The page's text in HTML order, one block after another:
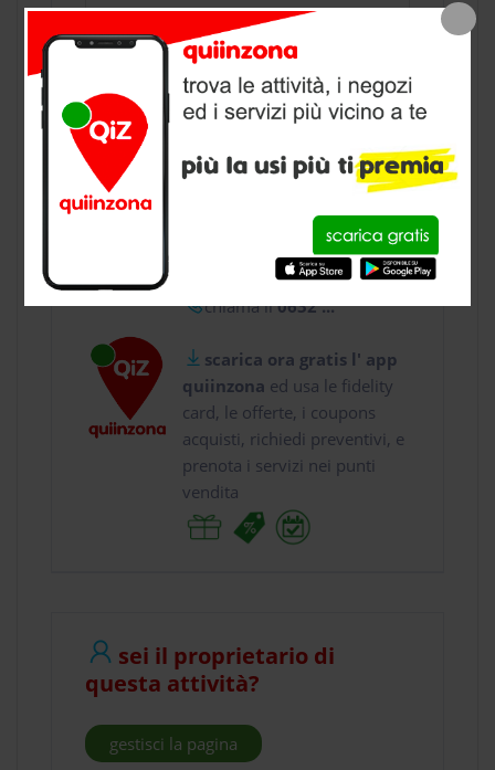
Roma
CONTATTI
usa gratis quiinzona e :
Piazza Dell'uni...
chiama il0632 ...
scarica ora gratis l' app
quiinzona ed usa le fidelity
card, le offerte, i coupons
acquisti, richiedi preventivi, e
prenota i servizi nei punti
vendita
sei il proprietario di
questa attività?
gestisci la pagina